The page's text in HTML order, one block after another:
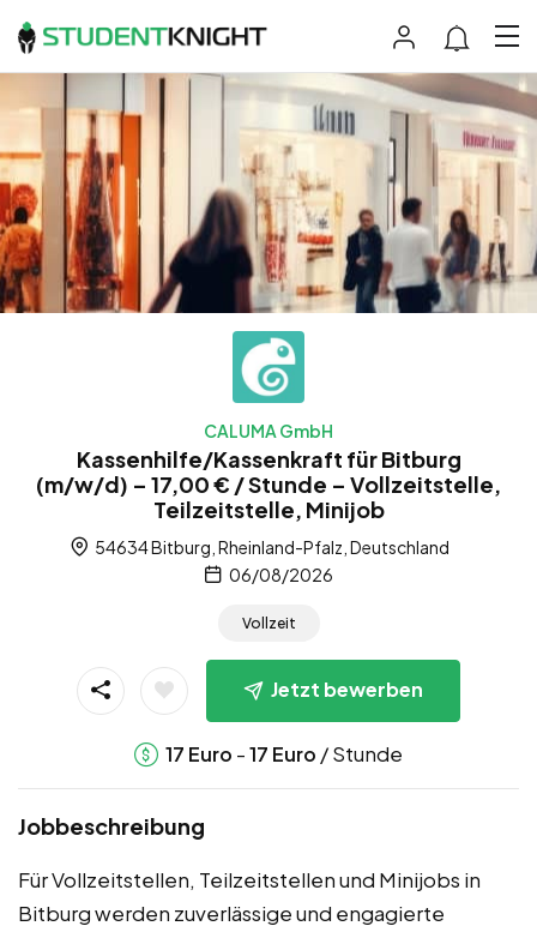
CALUMA GmbH
Kassenhilfe/Kassenkraft für Bitburg
(m/w/d) – 17,00 € / Stunde – Vollzeitstelle,
Teilzeitstelle, Minijob
54634 Bitburg, Rheinland-Pfalz, Deutschland
06/08/2026
Vollzeit
Jetzt bewerben
17 Euro -17 Euro / Stunde
Jobbeschreibung
Für Vollzeitstellen, Teilzeitstellen und Minijobs in
Bitburg werden zuverlässige und engagierte